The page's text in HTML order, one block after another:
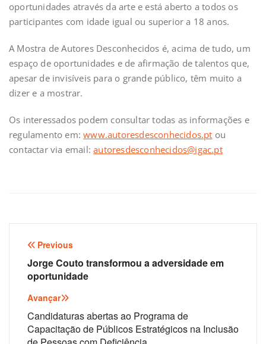
oportunidades através da arte e está aberto a todos os
participantes com idade igual ou superior a 18 anos.
A Mostra de Autores Desconhecidos é, acima de tudo, um
espaço de oportunidades e de afirmação de talentos que,
apesar de invisíveis para o grande público, têm muito a
dizer e a mostrar.
Os interessados podem consultar todas as informações e
regulamento em:www.autoresdesconhecidos.pt ou
contactar via email:autoresdesconhecidos@igac.pt
Navegação
de
artigos
Previous
Jorge Couto transformou a adversidade em
oportunidade
Avançar
Candidaturas abertas ao Programa de
Capacitação de Públicos Estratégicos na Inclusão